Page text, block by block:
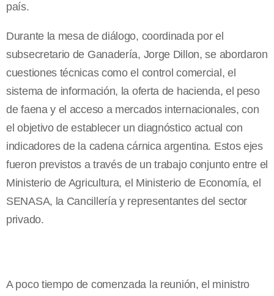
país.
Durante la mesa de diálogo, coordinada por el
subsecretario de Ganadería, Jorge Dillon, se abordaron
cuestiones técnicas como el control comercial, el
sistema de información, la oferta de hacienda, el peso
de faena y el acceso a mercados internacionales, con
el objetivo de establecer un diagnóstico actual con
indicadores de la cadena cárnica argentina. Estos ejes
fueron previstos a través de un trabajo conjunto entre el
Ministerio de Agricultura, el Ministerio de Economía, el
SENASA, la Cancillería y representantes del sector
privado.
A poco tiempo de comenzada la reunión, el ministro